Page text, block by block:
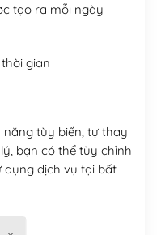
tạo ra mỗi ngày
gian
tùy biến, tự thay
bạn có thể tùy chỉnh
dụng dịch vụ tại bất